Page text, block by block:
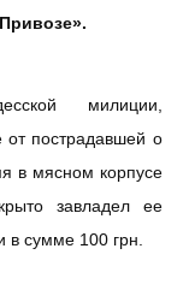
милиции,
пострадавшей о
в мясном корпусе
завладел ее
в сумме 100 грн.